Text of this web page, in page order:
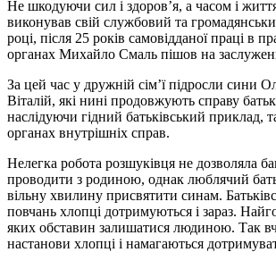
Не шкодуючи сил і здоров’я, а часом і
виконував свій службовий та
році, після 25 років самовідданої праці в
органах Михайло Смаль пішов на
За цей час у дружній сім’ї підросли сини
Віталій, які нині продовжують справу
наслідуючи гідний батьківський приклад,
органах внутрішніх справ.
Нелегка робота розшуківця не дозволяла
проводити з родиною, однак люблячий
вільну хвилину присвятити синам.
повчань хлопці дотримуються і зараз.
яких обставин залишатися людиною. Так
настанови хлопці і намагаються